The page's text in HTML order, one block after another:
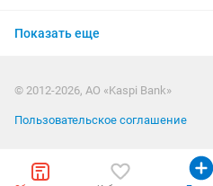
Объявления в Актобе
Объявления в Таразе
Объявления в Павлодаре
Показать еще
© 2012-2026, АО «Kaspi Bank»
Пользовательское соглашение